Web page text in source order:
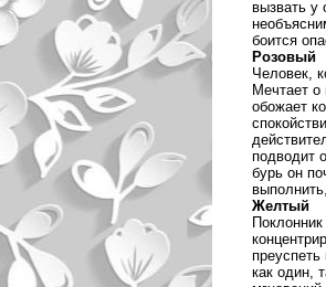
вызвать у
боится
Розовый
Человек,
Мечтает
обожает
подводит
бурь он
Желтый
как один,